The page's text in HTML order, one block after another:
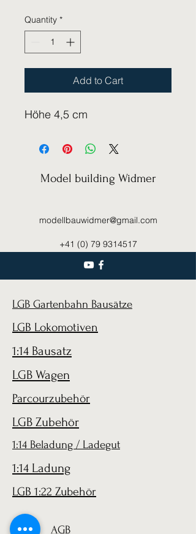
Quantity *
Add to Cart
Höhe 4,5 cm
Model building Widmer
modellbauwidmer@gmail.com
+41 (0) 79 9314517
LGB Gartenbahn Bausätze
LGB Lokomotiven
1:14 Bausatz
LGB Wagen
Parcourzubehör
LGB Zubehör
1:14 Beladung / Ladegut
1:14 Ladung
LGB 1:22 Zubehör
AGB